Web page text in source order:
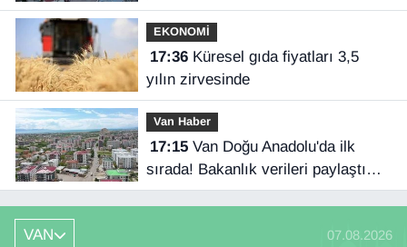
EKONOMİ
17:36Küresel gıda fiyatları 3,5
yılın zirvesinde
Van Haber
17:15Van Doğu Anadolu'da ilk
sırada! Bakanlık verileri paylaştı…
VAN 07.08.2026